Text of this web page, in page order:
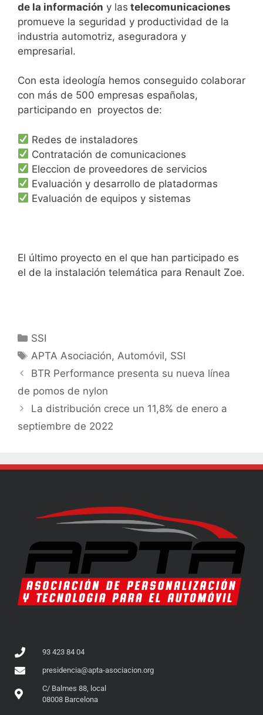
de la información y las telecomunicaciones
promueve la seguridad y productividad de la
industria automotriz, aseguradora y
empresarial.
Con esta ideología hemos conseguido colaborar
con más de 500 empresas españolas,
participando en proyectos de:
Redes de instaladores
Contratación de comunicaciones
Eleccion de proveedores de servicios
Evaluación y desarrollo de platadormas
Evaluación de equipos y sistemas
El último proyecto en el que han participado es
el de la instalación telemática para Renault Zoe.
SSI
APTA Asociación,Automóvil, SSI
BTR Performance presenta su nueva línea
de pomos de nylon
La distribución crece un 11,8% de enero a
septiembre de 2022
93 423 84 04
presidencia@apta-asociacion.org
C/ Balmes 88, local
08008 Barcelona